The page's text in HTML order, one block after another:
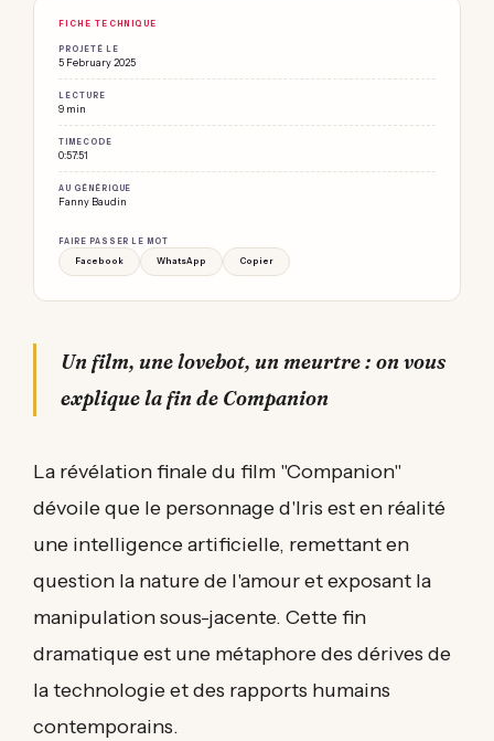
FICHE TECHNIQUE
PROJETÉ LE
5 February 2025
LECTURE
9 min
TIMECODE
0:57:51
AU GÉNÉRIQUE
Fanny Baudin
FAIRE PASSER LE MOT
Facebook
WhatsApp Copier
Un film, une lovebot, un meurtre : on vous
explique la fin de Companion
La révélation finale du film "Companion"
dévoile que le personnage d'Iris est en réalité
une intelligence artificielle, remettant en
question la nature de l'amour et exposant la
manipulation sous-jacente. Cette fin
dramatique est une métaphore des dérives de
la technologie et des rapports humains
contemporains.